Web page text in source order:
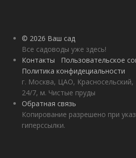
© 2026 Ваш сад
Все садоводы уже здесь!
Контакты
Пользовательское
Политика конфидециальности
г. Москва, ЦАО, Красносельский,
24/7, м. Чистые пруды
Обратная связь
Копирование разрешено при
гиперссылки.